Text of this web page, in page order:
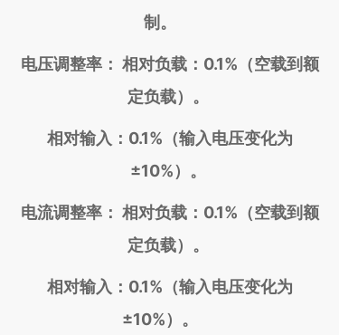
制。
电压调整率： 相对负载：0.1%（空载到额
定负载）。
相对输入：0.1%（输入电压变化为
±10%）。
电流调整率： 相对负载：0.1%（空载到额
定负载）。
相对输入：0.1%（输入电压变化为
±10%）。